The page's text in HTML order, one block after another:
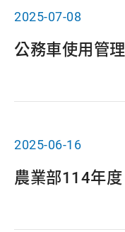
2025-07-08
公務車使用管
2025-06-16
農業部114年